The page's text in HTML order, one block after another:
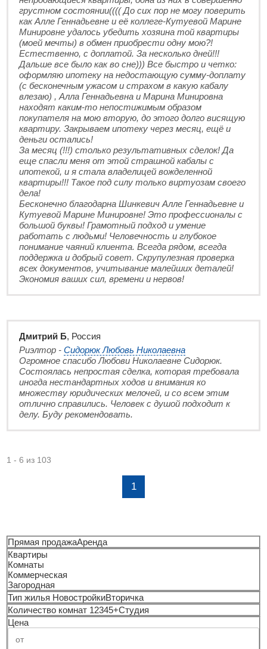
грустном состоянии(((( До сих пор не могу поверить
как Алле Геннадьевне и её коллеге-Кутуевой Марине
Минировне удалось убедить хозяина той квартиры
(моей мечты) в обмен приобрести одну мою?!
Естественно, с доплатой. За несколько дней!!!
Дальше все было как во сне))) Все быстро и четко:
оформляю ипотеку на недостающую сумму-доплату
(с бесконечным ужасом и страхом в какую кабалу
влезаю) , Алла Геннадьевна и Марина Минировна
находят каким-то непостижимым образом
покупателя на мою вторую, до этого долго висящую
квартиру. Закрываем ипотеку через месяц, ещё и
деньги остались!
За месяц (!!!) столько результативных сделок! Да
еще спасли меня от этой страшной кабалы с
ипотекой, и я стала владелицей вожделенной
квартиры!!! Такое под силу только виртуозам своего
дела!
Бесконечно благодарна Шинкевич Алле Геннадьевне и
Кутуевой Марине Минировне! Это профессионалы с
большой буквы! Грамотный подход и умение
работать с людьми! Человечность и глубокое
понимание чаяний клиента. Всегда рядом, всегда
поддержка и добрый совет. Скрупулезная проверка
всех документов, учитывание малейших деталей!
Экономия ваших сил, времени и нервов!
Дмитрий Б, Россия
Риэлтор -Сидорюк Любовь Николаевна
Огромное спасибо Любови Николаевне Сидорюк.
Состоялась непростая сделка, которая требовала
иногда нестандартных ходов и внимания ко
множеству юридических мелочей, и со всем этим
отлично справились. Человек с душой подходит к
делу. Буду рекомендовать.
1 - 6 из 103
1
Прямая продажаАренда
Квартиры
Комнаты
Коммерческая
Загородная
Тип жилья НовостройкиВторичка
Количество комнат 12345+Студия
Цена